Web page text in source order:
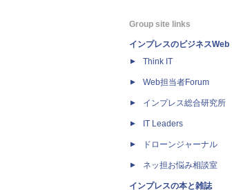
Group site links
インプレスのビジネスWeb
Think IT
Web担当者Forum
インプレス総合研究所
IT Leaders
ドローンジャーナル
ネッ担お悩み相談室
インプレスの本と雑誌